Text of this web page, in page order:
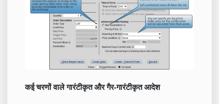
कई चरणों वाले गारंटीकृत और गैर-गारंटीकृत आदेश